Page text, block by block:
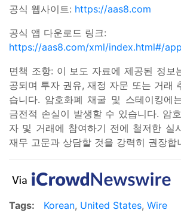
공식 웹사이트: https://aas8.com
공식 앱 다운로드 링크:
https://aas8.com/xml/index.html#/app
면책 조항: 이 보도 자료에 제공된 정보
공되며 투자 권유, 재정 자문 또는 거래
습니다. 암호화폐 채굴 및 스테이킹에
금전적 손실이 발생할 수 있습니다. 암
자 및 거래에 참여하기 전에 철저한 실
재무 고문과 상담할 것을 강력히 권장합
Tags: Korean, United States, Wire